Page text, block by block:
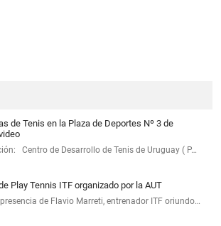
de Tenis en la Plaza de Deportes Nº 3 de
Centro de Desarrollo de Tenis de Uruguay ( P…
Play Tennis ITF organizado por la AUT
de Flavio Marreti, entrenador ITF oriundo…